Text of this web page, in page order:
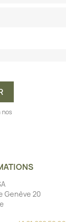
nos
Genève 20